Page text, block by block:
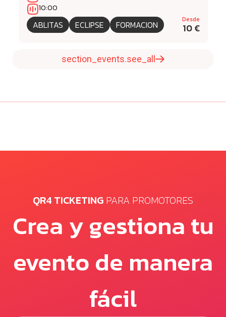
10:00
ABLITAS ECLIPSE FORMACION Desde
10 €
section_events.see_all
QR4 TICKETING PARA PROMOTORES
Crea y gestiona tu
evento de manera
fácil